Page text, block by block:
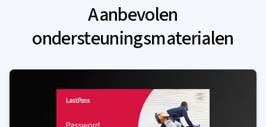
Aanbevolen
ondersteuningsmaterialen